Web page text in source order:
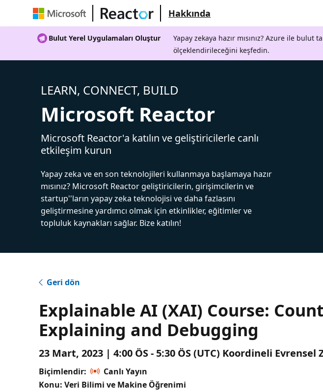
Hakkında
Bulut Yerel Uygulamaları Oluştur
Yapay zekaya hazır mısınız? Azure ile bulut
ölçeklendirileceğini keşfedin.
LEARN, CONNECT, BUILD
Microsoft Reactor
Microsoft Reactor'a katılın ve geliştiricilerle canlı
etkileşim kurun
Yapay zeka ve en son teknolojileri kullanmaya başlamaya hazır
mısınız? Microsoft Reactor geliştiricilerin, girişimcilerin ve
startup''ların yapay zeka teknolojisi ve daha fazlasını
geliştirmesine yardımcı olmak için etkinlikler, eğitimler ve
topluluk kaynakları sağlar. Bize katılın!
Geri dön
Explainable AI (XAI) Course:
Explaining and Debugging
23 Mart, 2023 | 4:00 ÖS - 5:30 ÖS (UTC) Koordineli Evrensel
Biçimlendir:
Canlı Yayın
Konu: Veri Bilimi ve Makine Öğrenimi